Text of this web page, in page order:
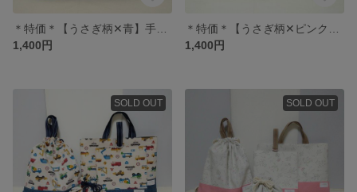
1,400円
1,400円
SOLD OUT SOLD OUT